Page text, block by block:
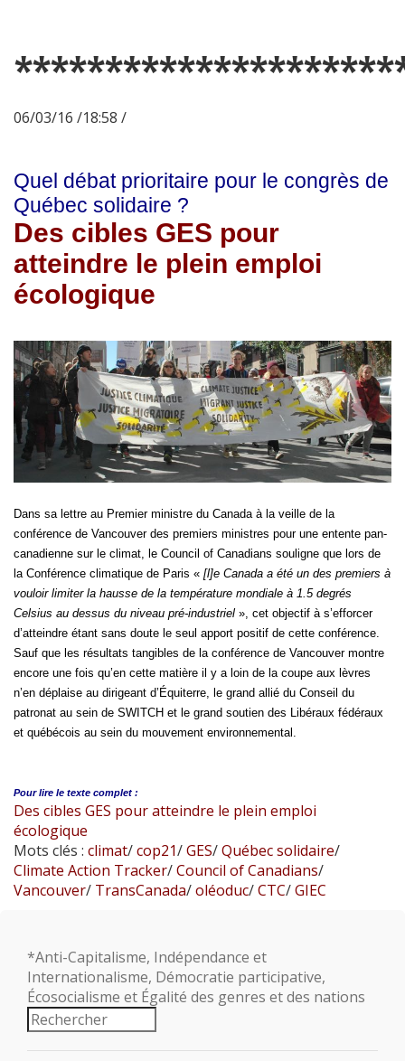
06/03/16 /18:58 /
Quel débat prioritaire pour le congrès de
Québec solidaire ?
Des cibles GES pour
atteindre le plein emploi
écologique
Dans sa lettre au Premier ministre du Canada à la veille de la
conférence de Vancouver des premiers ministres pour une entente pan-
canadienne sur le climat, le Council of Canadians souligne que lors de
la Conférence climatique de Paris « [l]e Canada a été un des premiers à
vouloir limiter la hausse de la température mondiale à 1.5 degrés
Celsius au dessus du niveau pré-industriel », cet objectif à s’efforcer
d’atteindre étant sans doute le seul apport positif de cette conférence.
Sauf que les résultats tangibles de la conférence de Vancouver montre
encore une fois qu’en cette matière il y a loin de la coupe aux lèvres
n’en déplaise au dirigeant d’Équiterre, le grand allié du Conseil du
patronat au sein de SWITCH et le grand soutien des Libéraux fédéraux
et québécois au sein du mouvement environnemental.
Pour lire le texte complet :
Des cibles GES pour atteindre le plein emploi
écologique
Mots clés : climat/cop21/GES/Québec solidaire/
Climate Action Tracker/Council of Canadians/
Vancouver/ TransCanada/oléoduc/CTC/GIEC
*Anti-Capitalisme, Indépendance et
Internationalisme, Démocratie participative,
Écosocialisme et Égalité des genres et des nations